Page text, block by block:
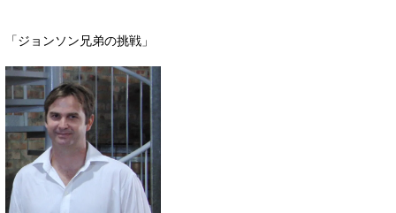
「ジョンソン兄弟の挑戦」